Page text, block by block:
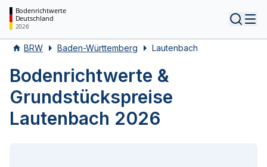
Bodenrichtwerte
Deutschland
2026
BRW Baden-Württemberg Lautenbach
Bodenrichtwerte &
Grundstückspreise
Lautenbach 2026